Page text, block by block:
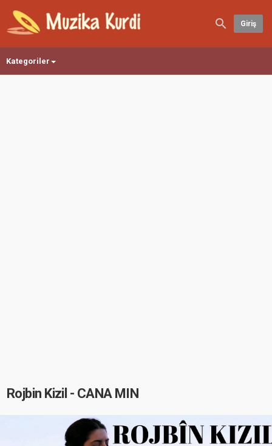
Giriş
Kategoriler
Rojbin Kizil - CANA MIN